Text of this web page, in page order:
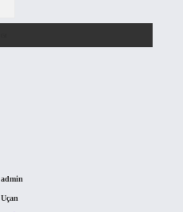
admin
Uçan